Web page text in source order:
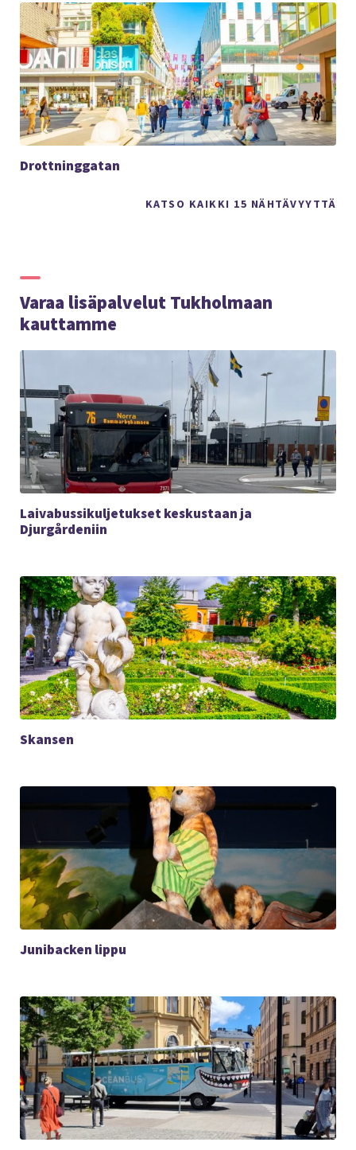
KATSO KAIKKI 15 NÄHTÄVYYTTÄ
Drottninggatan
Varaa lisäpalvelut Tukholmaan
kauttamme
Laivabussikuljetukset keskustaan ja
Djurgårdeniin
Skansen
Junibacken lippu